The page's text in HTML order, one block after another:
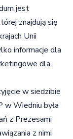
jest
znajdują się
Unii
informacje dla
dla
w siedzibie
w Wiedniu była
z Prezesami
z nimi